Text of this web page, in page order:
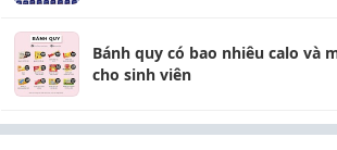
Bánh quy có bao nhiêu calo và
cho sinh viên